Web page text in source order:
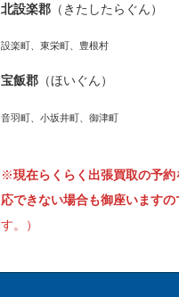
北設楽郡 （きたしたらぐん）
設楽町、東栄町、豊根村
宝飯郡 （ほいぐん）
音羽町、小坂井町、御津町
※現在らくらく出張買取の予
応できない場合も御座いますの
す。）